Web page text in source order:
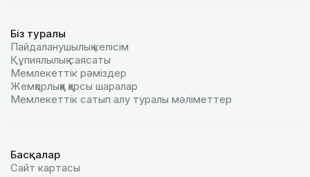
Біз туралы
Пайдаланушылық келiciм
Құпиялылық саясаты
Мемлекеттік рәміздер
Жемқорлыққа қарсы шаралар
Мемлекеттік сатып алу туралы мәлiметтер
Басқалар
Сайт картасы